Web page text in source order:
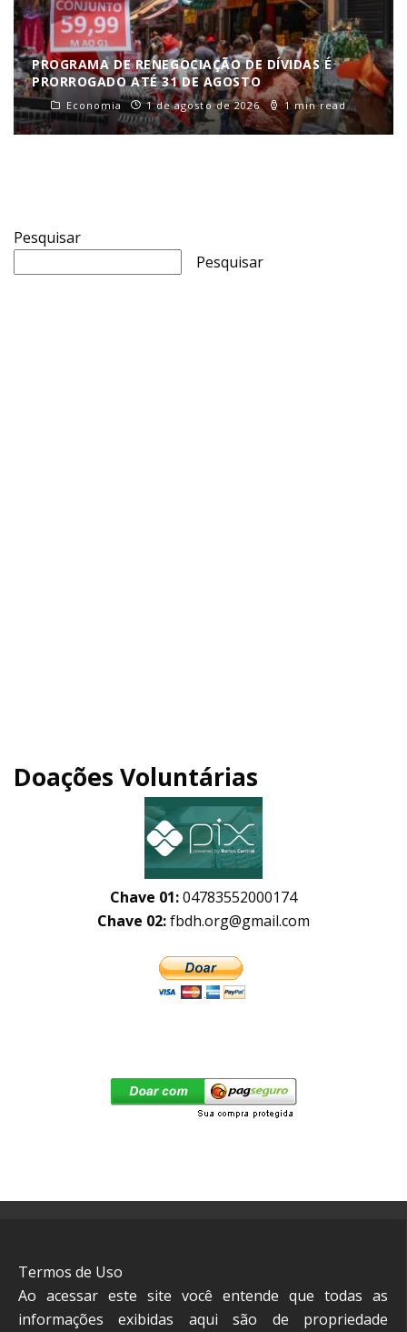
PROGRAMA DE RENEGOCIAÇÃO DE DÍVIDAS É
PRORROGADO ATÉ 31 DE AGOSTO
Economia 1 de agosto de 2026 1 min read
Pesquisar
Pesquisar
Doações Voluntárias
Chave 01:04783552000174
Chave 02:fbdh.org@gmail.com
Termos de Uso
Ao acessar este site você entende que todas as
informações exibidas aqui são de propriedade